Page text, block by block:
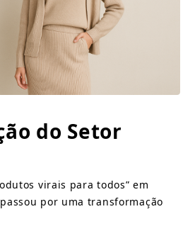
do Setor
virais para todos” em
por uma transformação